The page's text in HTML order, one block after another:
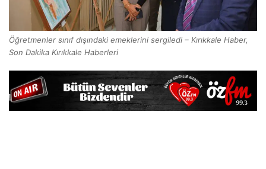
Öğretmenler sınıf dışındaki emeklerini sergiledi – Kırıkkale Haber,
Son Dakika Kırıkkale Haberleri